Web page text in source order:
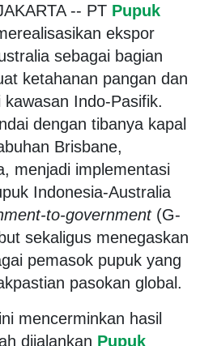
-- PT Pupuk
ekspor
sebagai bagian
ketahanan pangan dan
Indo-Pasifik.
dengan tibanya kapal
Brisbane,
menjadi implementasi
Indonesia-Australia
to-government(G-
sekaligus menegaskan
pemasok pupuk yang
pasokan global.
mencerminkan hasil
dijalankan Pupuk